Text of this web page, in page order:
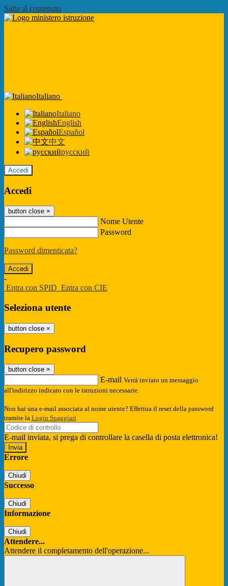
Salta al contenuto
Italiano
Italiano
English
Español
中文
русский
Accedi
Accedi
button close ×
Nome Utente
Password
Password dimenticata?
-
Entra con SPID Entra con CIE
Seleziona utente
button close ×
Recupero password
button close ×
E-mail Verrà inviato un messaggio
all'indirizzo indicato con le istruzioni necessarie.
Non hai una e-mail associata al nome utente? Effettua il reset della password
tramite la Login Spaggiari
E-mail inviata, si prega di controllare la casella di posta elettronica!
Errore
Chiudi
Successo
Chiudi
Informazione
Chiudi
Attendere...
Attendere il completamento dell'operazione...